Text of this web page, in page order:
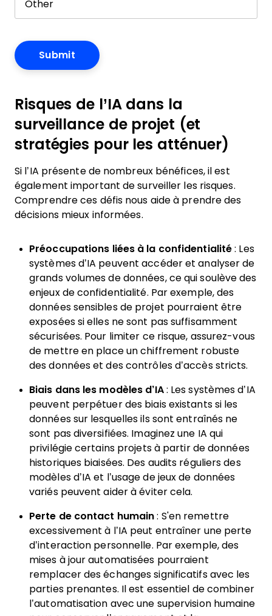
Risques de l’IA dans la
surveillance de projet (et
stratégies pour les atténuer)
Si l’IA présente de nombreux bénéfices, il est
également important de surveiller les risques.
Comprendre ces défis nous aide à prendre des
décisions mieux informées.
Préoccupations liées à la confidentialité : Les
systèmes d’IA peuvent accéder et analyser de
grands volumes de données, ce qui soulève des
enjeux de confidentialité. Par exemple, des
données sensibles de projet pourraient être
exposées si elles ne sont pas suffisamment
sécurisées. Pour limiter ce risque, assurez-vous
de mettre en place un chiffrement robuste
des données et des contrôles d’accès stricts.
Biais dans les modèles d’IA: Les systèmes d’IA
peuvent perpétuer des biais existants si les
données sur lesquelles ils sont entraînés ne
sont pas diversifiées. Imaginez une IA qui
privilégie certains projets à partir de données
historiques biaisées. Des audits réguliers des
modèles d’IA et l’usage de jeux de données
variés peuvent aider à éviter cela.
Perte de contact humain : S'en remettre
excessivement à l’IA peut entraîner une perte
d’interaction personnelle. Par exemple, des
mises à jour automatisées pourraient
remplacer des échanges significatifs avec les
parties prenantes. Il est essentiel de combiner
l’automatisation avec une supervision humaine